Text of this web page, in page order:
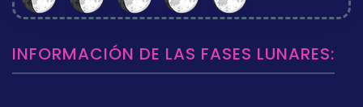
INFORMACIÓN DE LAS FASES LUNARES: